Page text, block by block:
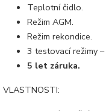
Teplotní čidlo.
Režim AGM.
Režim rekondice.
3 testovací režimy
5 let záruka.
VLASTNOSTI: